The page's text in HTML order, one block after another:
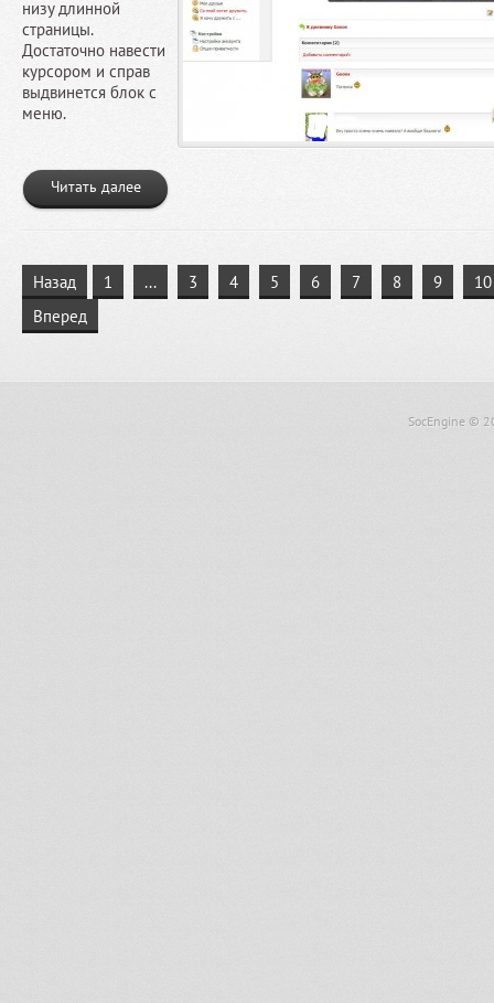
низу длинной
страницы.
Достаточно навести
курсором и справ
выдвинется блок с
меню.
Читать далее
Назад 1 ... 3 4 5 6 7 8 9
10
Вперед
SocEngine ©